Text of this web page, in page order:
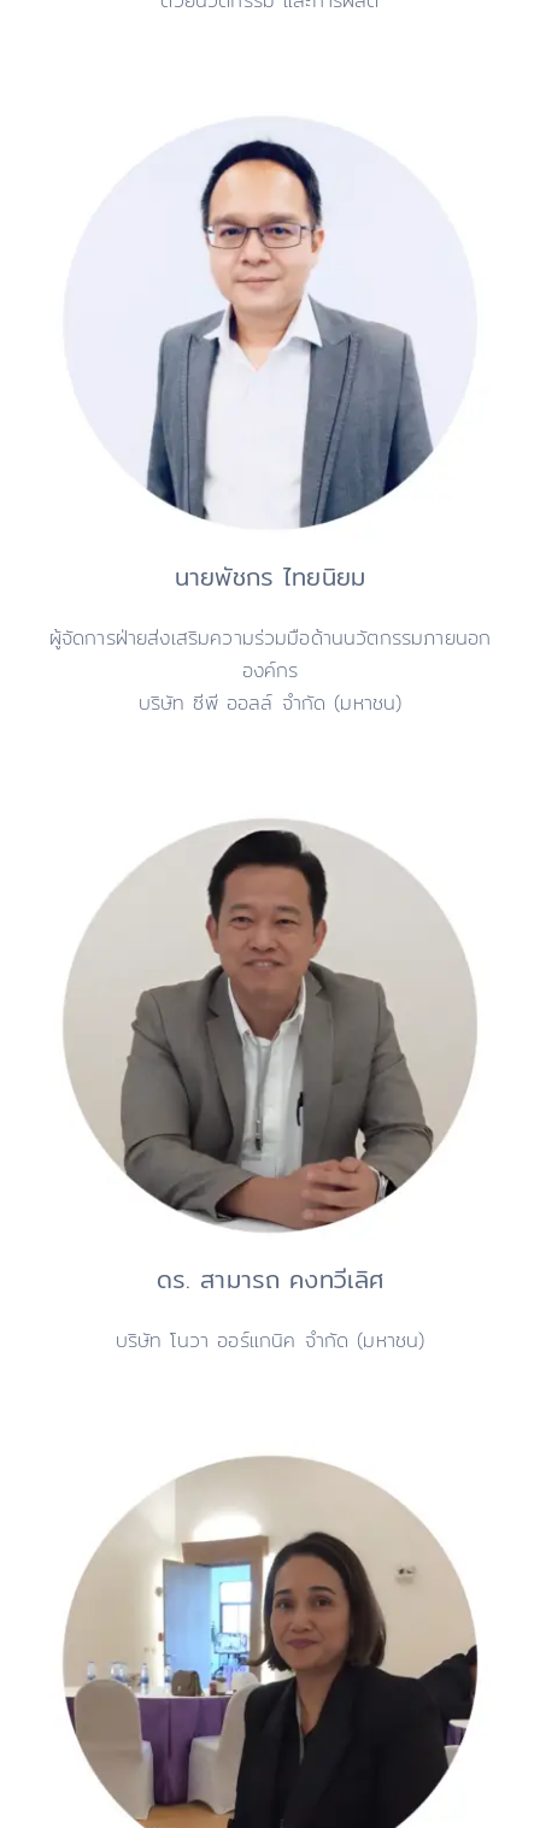
นายพัชกร ไทยนิยม
ผู้จัดการฝ่ายส่งเสริมความร่วมมือด้านนวัตกรรมภายนอก
องค์กร
บริษัท ซีพี ออลล์ จำกัด (มหาชน)
ดร. สามารถ คงทวีเลิศ
บริษัท โนวา ออร์แกนิค จำกัด (มหาชน)